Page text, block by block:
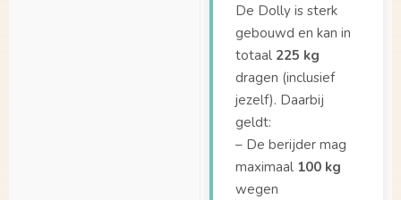
De Dolly is sterk
gebouwd en kan in
totaal 225 kg
dragen (inclusief
jezelf). Daarbij
geldt:
– De berijder mag
maximaal 100 kg
wegen